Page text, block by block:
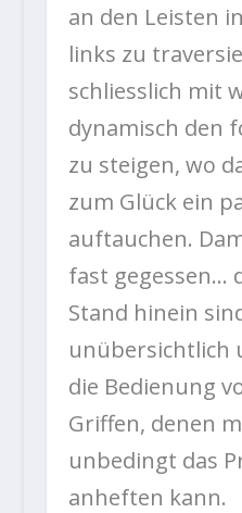
an den Leisten
links zu
schliesslich mit
dynamisch den
zu steigen, wo
zum Glück ein
auftauchen.
fast gegessen…
Stand hinein
unübersichtlich
die Bedienung
Griffen, denen
unbedingt das
anheften kann.